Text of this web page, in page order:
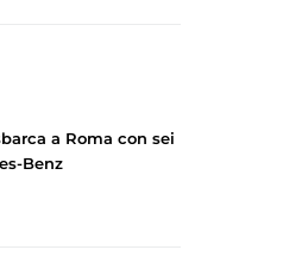
a Roma con sei
Benz